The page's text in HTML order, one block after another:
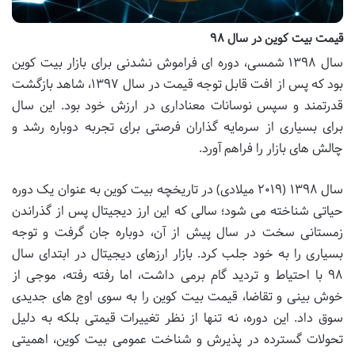
قیمت بیت کوین در سال ۹۸
سال ۱۳۹۸ شمسی، دوره ای فراموش نشدنی برای بازار بیت کوین
بود که پس از افت قابل توجه قیمت در سال ۱۳۹۷، شاهد بازگشت
قدرتمند و سپس نوسانات معناداری در ارزش خود بود. این سال
برای بسیاری از سرمایه گذاران فرصتی برای تجربه دوباره رشد و
چالش های بازار را فراهم آورد.
سال ۱۳۹۸ (۲۰۱۹ میلادی) در تاریخچه بیت کوین به عنوان یک دوره
حیاتی شناخته می شود؛ سالی که این ارز دیجیتال پس از گذراندن
زمستانی سخت در سال پیش از آن، دوباره جان گرفت و توجه
بسیاری را به خود جلب کرد. بازار ارزهای دیجیتال در ابتدای سال
۹۸ با احتیاط و تردید گام برمی داشت، اما رفته رفته، موجی از
خوش بینی و تقاضا، قیمت بیت کوین را به سوی اوج های جدیدی
سوق داد. این دوره، نه تنها از نظر تغییرات قیمتی بلکه به دلیل
تحولات گسترده در پذیرش و شناخت عمومی بیت کوین، اهمیتی